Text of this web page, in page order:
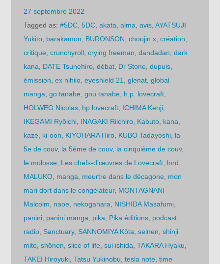
27 septembre 2022
Tagged as:#5DC ,5DC ,akata ,alma ,avis ,AYATSUJI
Yukito barakamon BURONSON ,choujin x ,création
critique ,crunchyroll ,crying freeman ,dandadan ,dark
kana
DATE Tsunehiro ,débat Dr Stone ,dupuis
émission ,ex nihilo ,eyeshield 21 ,glenat ,global
manga ,go tanabe ,gou tanabe h.p. lovecraft
HOLWEG Nicolas hp lovecraft ICHIMA Kenji
IKEGAMI Ryôichi INAGAKI Riichiro Kabuto kana
kaze ki-oon KIYOHARA Hiro KUBO Tadayoshi la
5e de couv, la 5ème de couv, la cinquième de couv,
le molosse Les chefs-d’œuvres de Lovecraft lord
MALUKO manga meurtre dans le décagone mon
mari dort dans le congélateur, MONTAGNANI
Malcolm
naoe nekogahara NISHIDA Masafumi
panini panini manga pika Pika éditions podcast
radio ,Sanctuary,SANNOMIYA Kôta ,seinen ,shinji
mito ,shônen ,slice of life ,sui ishida ,TAKARA Hyaku
TAKEI Hiroyuki ,Tatsu Yukinobu ,tesla note ,time